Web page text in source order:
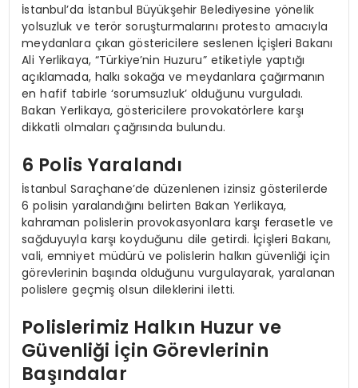
İstanbul’da İstanbul Büyükşehir Belediyesine yönelik
yolsuzluk ve terör soruşturmalarını protesto amacıyla
meydanlara çıkan göstericilere seslenen İçişleri Bakanı
Ali Yerlikaya, “Türkiye’nin Huzuru” etiketiyle yaptığı
açıklamada, halkı sokağa ve meydanlara çağırmanın
en hafif tabirle ‘sorumsuzluk’ olduğunu vurguladı.
Bakan Yerlikaya, göstericilere provokatörlere karşı
dikkatli olmaları çağrısında bulundu.
6 Polis Yaralandı
İstanbul Saraçhane’de düzenlenen izinsiz gösterilerde
6 polisin yaralandığını belirten Bakan Yerlikaya,
kahraman polislerin provokasyonlara karşı ferasetle ve
sağduyuyla karşı koyduğunu dile getirdi. İçişleri Bakanı,
vali, emniyet müdürü ve polislerin halkın güvenliği için
görevlerinin başında olduğunu vurgulayarak, yaralanan
polislere geçmiş olsun dileklerini iletti.
Polislerimiz Halkın Huzur ve
Güvenliği İçin Görevlerinin
Başındalar